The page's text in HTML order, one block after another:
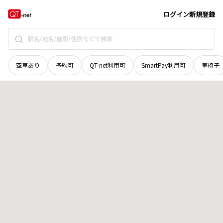
ログイン新規登録
空車あり 予約可 QT-net利用可 SmartPay利用可 車椅子
山口県